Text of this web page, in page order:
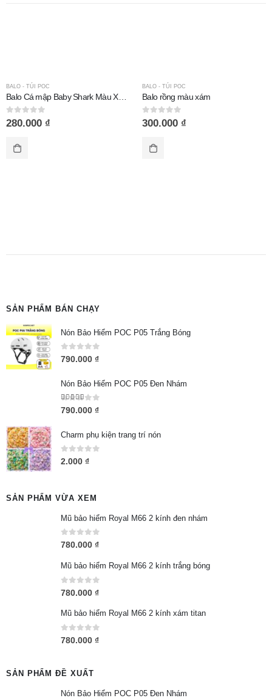
BALO - TÚI POC
Balo Cá mập Baby Shark Màu Xanh Ngọc
0out of 5
280.000 ₫
BALO - TÚI POC
Balo rồng màu xám
0out of 5
300.000 ₫
SẢN PHẨM BÁN CHẠY
Nón Bảo Hiểm POC P05 Trắng Bóng
0out of 5
790.000 ₫
Nón Bảo Hiểm POC P05 Đen Nhám
5.00 out of 5
790.000 ₫
Charm phụ kiện trang trí nón
0 out of 5
2.000 ₫
SẢN PHẨM VỪA XEM
Mũ bảo hiểm Royal M66 2 kính đen nhám
0out of 5
780.000 ₫
Mũ bảo hiểm Royal M66 2 kính trắng bóng
0out of 5
780.000 ₫
Mũ bảo hiểm Royal M66 2 kính xám titan
0out of 5
780.000 ₫
SẢN PHẨM ĐỀ XUẤT
Nón Bảo Hiểm POC P05 Đen Nhám